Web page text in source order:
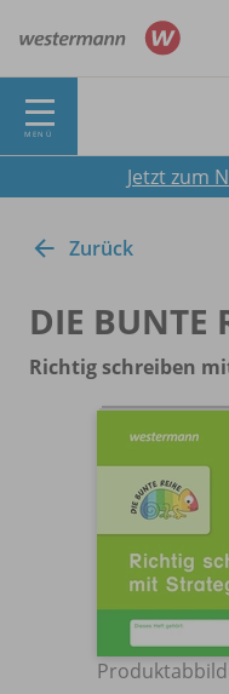
MENÜ
Jetzt zum
Zurück
DIE BUNTE
Richtig schreiben